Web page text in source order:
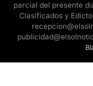
parcial del presente
Clasificados y